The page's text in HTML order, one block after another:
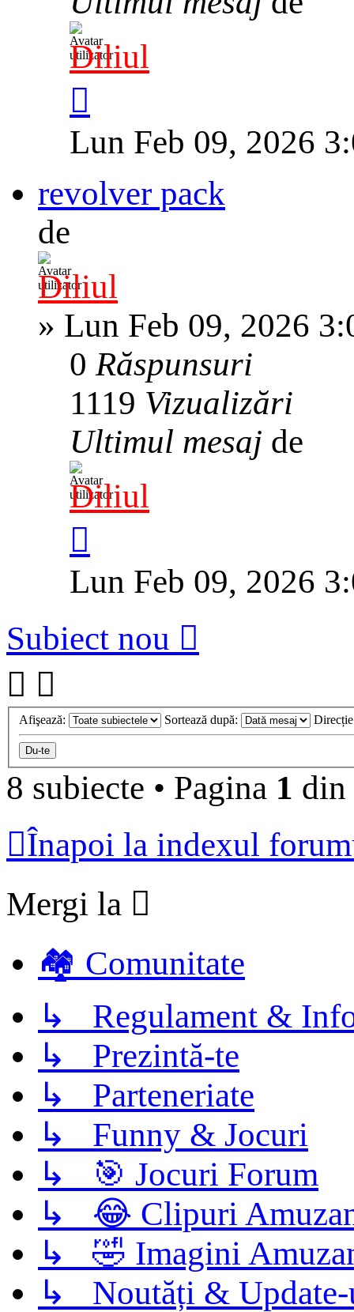
Diliul
Lun Feb 09, 2026
revolver pack
de
Diliul
» Lun Feb 09, 2026
0Răspunsuri
1119 Vizualizări
Ultimul mesaj de
Diliul
Lun Feb 09, 2026
Subiect nou
Afişează: Sortează după:
8 subiecte • Pagina 1 din
Înapoi la indexul
Mergi la
🏘️ Comunitate
↳ Regulament &
↳ Prezintă-te
↳ Parteneriate
↳ Funny & Jocuri
↳ 🎯 Jocuri Forum
↳ 😂 Clipuri
↳ 🤣 Imagini
↳ Noutăți &